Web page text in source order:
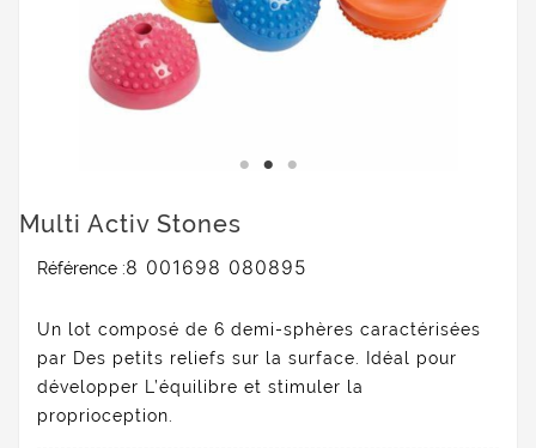
Multi Activ Stones
Référence :8 001698 080895
Un lot composé de 6 demi-sphères caractérisées
par Des petits reliefs sur la surface. Idéal pour
développer L’équilibre et stimuler la
proprioception.